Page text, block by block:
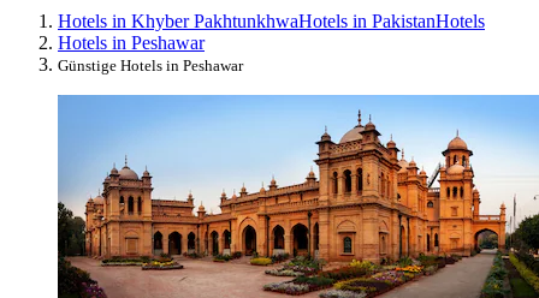
Hotels in Khyber PakhtunkhwaHotels in PakistanHotels
Hotels in Peshawar
Günstige Hotels in Peshawar